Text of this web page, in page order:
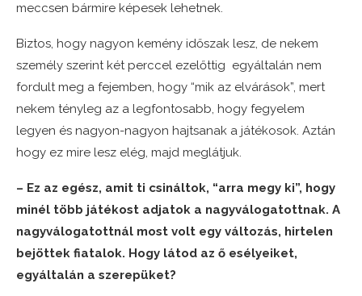
meccsen bármire képesek lehetnek.
Biztos, hogy nagyon kemény időszak lesz, de nekem
személy szerint két perccel ezelőttig egyáltalán nem
fordult meg a fejemben, hogy “mik az elvárások”, mert
nekem tényleg az a legfontosabb, hogy fegyelem
legyen és nagyon-nagyon hajtsanak a játékosok. Aztán
hogy ez mire lesz elég, majd meglátjuk.
– Ez az egész, amit ti csináltok, “arra megy ki”, hogy
minél több játékost adjatok a nagyválogatottnak. A
nagyválogatottnál most volt egy változás, hirtelen
bejöttek fiatalok. Hogy látod az ő esélyeiket,
egyáltalán a szerepüket?